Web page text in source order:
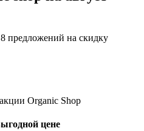
предложений на скидку
цене